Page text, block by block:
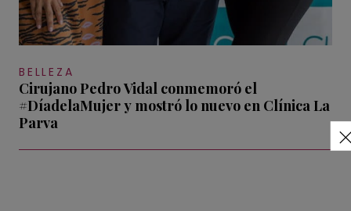
BELLEZA
Cirujano Pedro Vidal conmemoró el
#DíadelaMujer y mostró lo nuevo en Clínica La
Parva